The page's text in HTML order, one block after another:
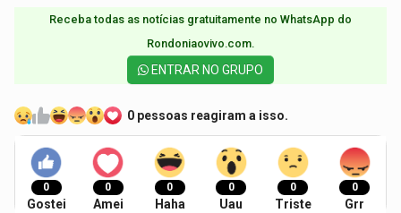
Receba todas as notícias gratuitamente no WhatsApp do
Rondoniaovivo.com.​
ENTRAR NO GRUPO
0 pessoas reagiram a isso.
0
Gostei
0
Amei
0
Haha
0
Uau
0
Triste
0
Grr